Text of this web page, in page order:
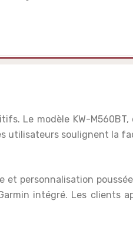
Le modèle KW-
utilisateurs soulignent la
personnalisation
intégré. Les clients